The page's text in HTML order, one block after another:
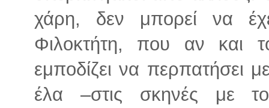
χάρη, δεν μπορεί να
Φιλοκτήτη, που αν και
εμποδίζει να περπατήσει
έλα –στις σκηνές με